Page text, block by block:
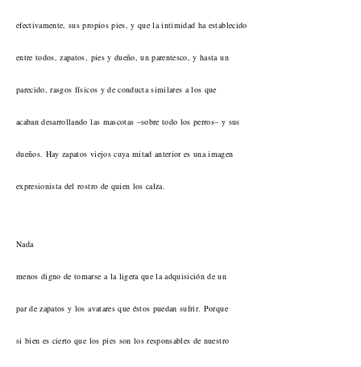
efectivamente, sus propios pies, y que la intimidad ha establecido
entre todos, zapatos, pies y dueño, un parentesco, y hasta un
parecido, rasgos físicos y de conducta similares a los que
acaban desarrollando las mascotas –sobre todo los perros– y sus
dueños. Hay zapatos viejos cuya mitad anterior es una imagen
expresionista del rostro de quien los calza.
Nada
menos digno de tomarse a la ligera que la adquisición de un
par de zapatos y los avatares que éstos puedan sufrir. Porque
si bien es cierto que los pies son los responsables de nuestro